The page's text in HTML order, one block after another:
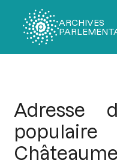
ARCHIVES
Adresse